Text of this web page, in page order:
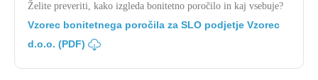
Želite preveriti, kako izgleda bonitetno poročilo in kaj vsebuje?
Vzorec bonitetnega poročila za SLO podjetje Vzorec
d.o.o. (PDF)